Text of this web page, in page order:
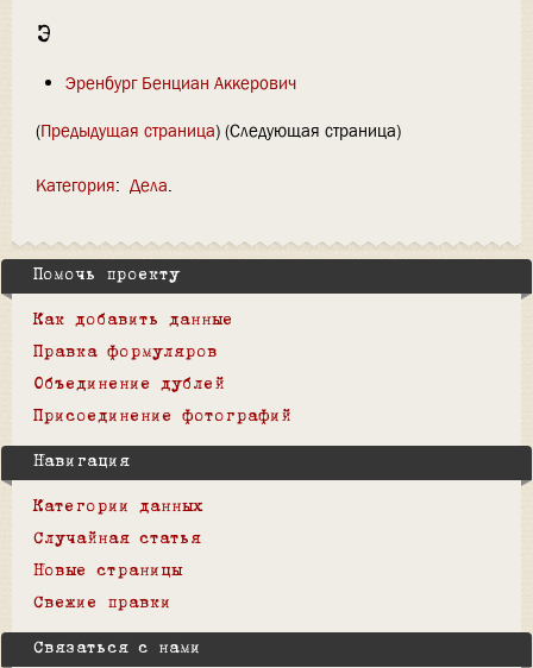
Э
Эренбург Бенциан Аккерович
(Предыдущая страница) (Следующая страница)
Категория: Дела
Помочь проекту
Как добавить данные
Правка формуляров
Объединение дублей
Присоединение фотографий
Навигация
Категории данных
Случайная статья
Новые страницы
Свежие правки
Связаться с нами